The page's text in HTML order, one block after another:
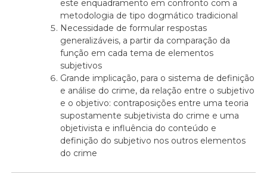
este enquadramento em confronto com a
metodologia de tipo dogmático tradicional
Necessidade de formular respostas
generalizáveis, a partir da comparação da
função em cada tema de elementos
subjetivos
Grande implicação, para o sistema de definição
e análise do crime, da relação entre o subjetivo
e o objetivo: contraposições entre uma teoria
supostamente subjetivista do crime e uma
objetivista e influência do conteúdo e
definição do subjetivo nos outros elementos
do crime